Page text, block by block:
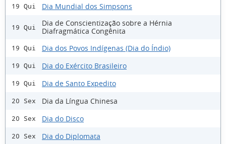
19 Qui Dia Mundial dos Simpsons
19 Qui
Dia de Conscientização sobre a Hérnia
Diafragmática Congênita
19 Qui Dia dos Povos Indígenas (Dia do Índio)
19 Qui Dia do Exército Brasileiro
19 Qui Dia de Santo Expedito
20 Sex Dia da Língua Chinesa
20 Sex Dia do Disco
20 Sex Dia do Diplomata